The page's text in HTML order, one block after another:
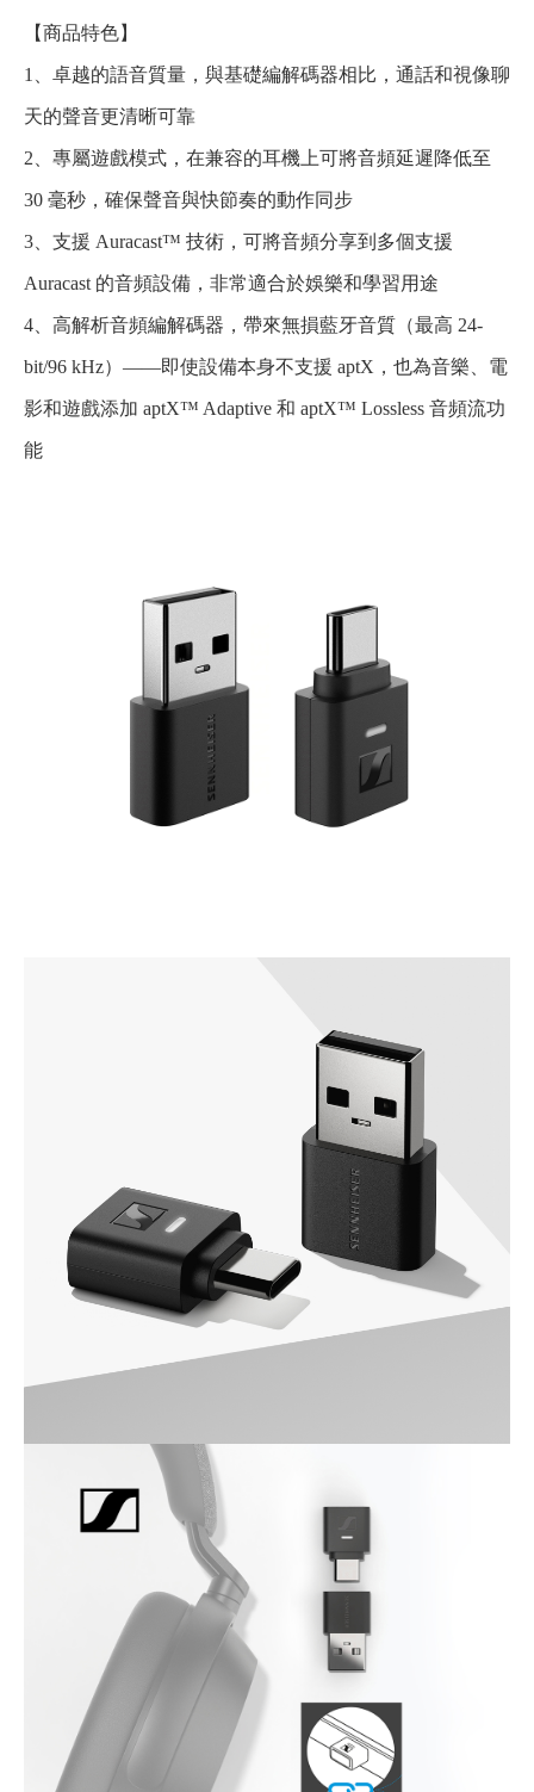
【商品特色】
1、卓越的語音質量，與基礎編解碼器相比，通話和視像聊
天的聲音更清晰可靠
2、專屬遊戲模式，在兼容的耳機上可將音頻延遲降低至
30 毫秒，確保聲音與快節奏的動作同步
3、支援 Auracast™ 技術，可將音頻分享到多個支援
Auracast 的音頻設備，非常適合於娛樂和學習用途
4、高解析音頻編解碼器，帶來無損藍牙音質（最高 24-
bit/96 kHz）——即使設備本身不支援 aptX，也為音樂、電
影和遊戲添加 aptX™ Adaptive 和 aptX™ Lossless 音頻流功
能